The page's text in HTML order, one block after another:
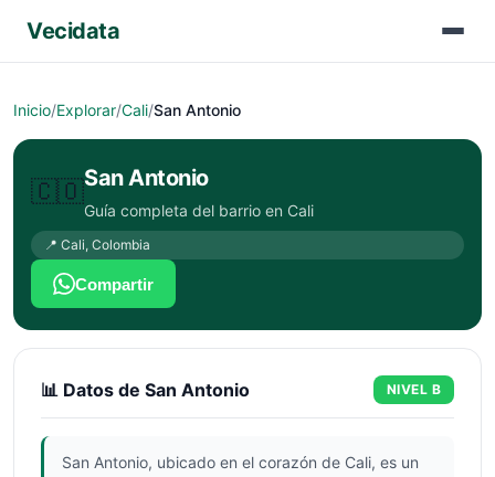
Vecidata
Inicio/Explorar/Cali/San Antonio
🇨🇴San Antonio
Guía completa del barrio en Cali
📍 Cali, Colombia
Compartir
📊 Datos de San Antonio NIVEL B
San Antonio, ubicado en el corazón de Cali, es un